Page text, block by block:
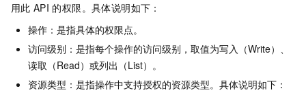
用此 API 的权限。具体说明如下：
操作：是指具体的权限点。
访问级别：是指每个操作的访问级别，取值为写入（Write）、
读取（Read）或列出（List）。
资源类型：是指操作中支持授权的资源类型。具体说明如下：